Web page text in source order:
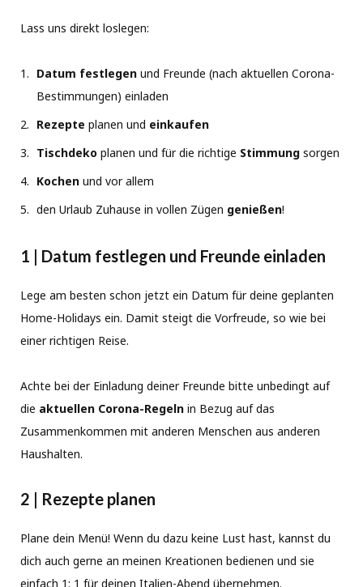
Lass uns direkt loslegen:
Datum festlegen und Freunde (nach aktuellen Corona-
Bestimmungen) einladen
Rezepte planen und einkaufen
Tischdeko planen und für die richtige Stimmung sorgen
Kochen und vor allem
den Urlaub Zuhause in vollen Zügen genießen!
1 | Datum festlegen und Freunde einladen
Lege am besten schon jetzt ein Datum für deine geplanten
Home-Holidays ein. Damit steigt die Vorfreude, so wie bei
einer richtigen Reise.
Achte bei der Einladung deiner Freunde bitte unbedingt auf
die aktuellen Corona-Regeln in Bezug auf das
Zusammenkommen mit anderen Menschen aus anderen
Haushalten.
2 | Rezepte planen
Plane dein Menü! Wenn du dazu keine Lust hast, kannst du
dich auch gerne an meinen Kreationen bedienen und sie
einfach 1: 1 für deinen Italien-Abend übernehmen.